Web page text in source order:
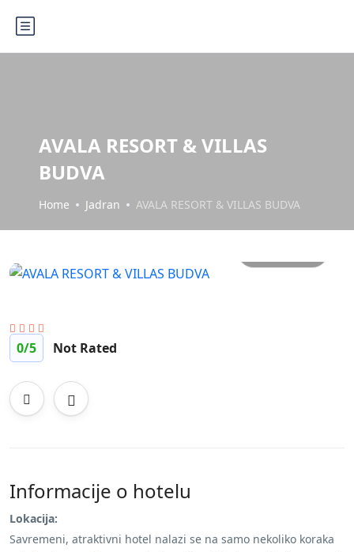
AVALA RESORT & VILLAS
BUDVA
Home Jadran AVALA RESORT & VILLAS BUDVA
0/5 Not Rated
Informacije o hotelu
Lokacija:
Savremeni, atraktivni hotel nalazi se na samo nekoliko koraka